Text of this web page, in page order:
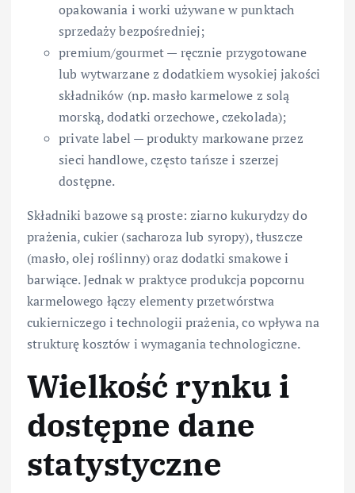
opakowania i worki używane w punktach
sprzedaży bezpośredniej;
premium/gourmet — ręcznie przygotowane
lub wytwarzane z dodatkiem wysokiej jakości
składników (np. masło karmelowe z solą
morską, dodatki orzechowe, czekolada);
private label — produkty markowane przez
sieci handlowe, często tańsze i szerzej
dostępne.
Składniki bazowe są proste: ziarno kukurydzy do
prażenia, cukier (sacharoza lub syropy), tłuszcze
(masło, olej roślinny) oraz dodatki smakowe i
barwiące. Jednak w praktyce produkcja popcornu
karmelowego łączy elementy przetwórstwa
cukierniczego i technologii prażenia, co wpływa na
strukturę kosztów i wymagania technologiczne.
Wielkość rynku i
dostępne dane
statystyczne